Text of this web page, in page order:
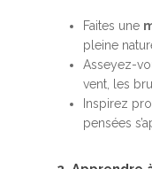
Faites une
pleine
Asseyez-
vent, les
Inspirez
pensées